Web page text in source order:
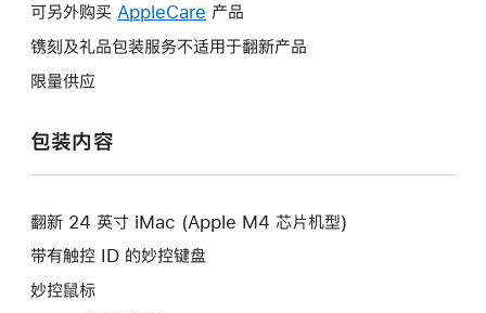
打 将
口。
可另外购买 AppleCare 此
操
新
窗
产品
镌刻及礼品包装服务不适用于翻新产品
限量供应
包装内容
翻新 24 英寸 iMac (Apple M4 芯片机型)
带有触控 ID 的妙控键盘
妙控鼠标